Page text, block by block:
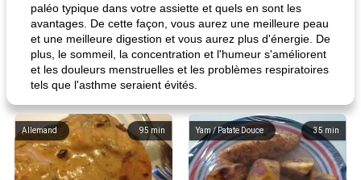
paléo typique dans votre assiette et quels en sont les
avantages. De cette façon, vous aurez une meilleure peau
et une meilleure digestion et vous aurez plus d'énergie. De
plus, le sommeil, la concentration et l'humeur s'améliorent
et les douleurs menstruelles et les problèmes respiratoires
tels que l'asthme seraient évités.
95 min
Allemand 35 min
Yam / Patate Douce